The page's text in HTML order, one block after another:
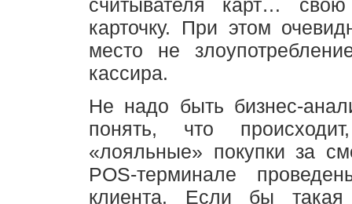
считывателя карт… свою
карточку. При этом
место не
кассира.
Не надо быть бизнес-
понять, что
«лояльные» покупки за
POS-терминале
клиента. Если бы такая